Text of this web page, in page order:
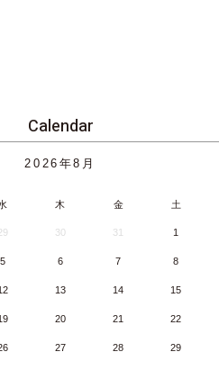
Calendar
2026 年8月
木 金 土
30 31 1
5 6 7 8
13 14 15
20 21 22
27 28 29